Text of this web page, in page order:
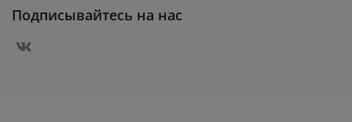
Подписывайтесь на нас